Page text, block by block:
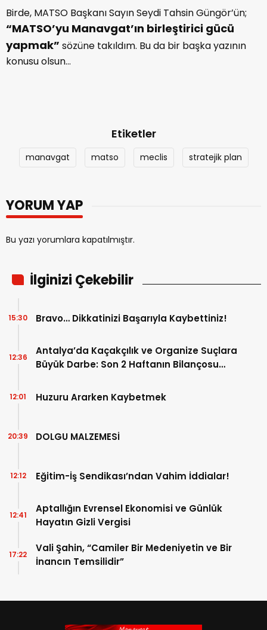
Birde, MATSO Başkanı Sayın Seydi Tahsin Güngör’ün;
“MATSO’yu Manavgat’ın birleştirici gücü
yapmak” sözüne takıldım. Bu da bir başka yazının
konusu olsun…
Etiketler
manavgat matso meclis stratejik plan
YORUM YAP
Bu yazı yorumlara kapatılmıştır.
İlginizi Çekebilir
Bravo… Dikkatinizi Başarıyla Kaybettiniz!
15:30
Antalya’da Kaçakçılık ve Organize Suçlara
Büyük Darbe: Son 2 Haftanın Bilançosu
12:36
Huzuru Ararken Kaybetmek
12:01
DOLGU MALZEMESİ
20:39
Eğitim-İş Sendikası’ndan Vahim İddialar!
12:12
Aptallığın Evrensel Ekonomisi ve Günlük
Hayatın Gizli Vergisi
12:41
Vali Şahin, “Camiler Bir Medeniyetin ve Bir
İnancın Temsilidir”
17:22